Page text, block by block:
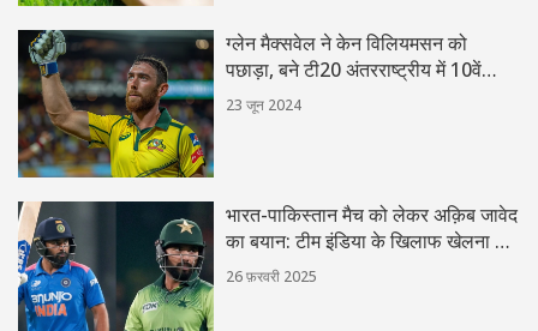
ग्लेन मैक्सवेल ने केन विलियमसन को
पछाड़ा, बने टी20 अंतरराष्ट्रीय में 10वें
सर्वाधिक रन बनाने वाले बल्लेबाज
23 जून 2024
भारत-पाकिस्तान मैच को लेकर अक़िब जावेद
का बयान: टीम इंडिया के खिलाफ खेलना है
खास
26 फ़रवरी 2025